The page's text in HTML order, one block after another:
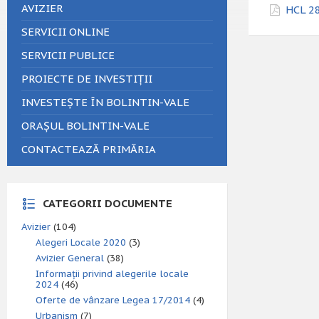
HCL
AVIZIER
SERVICII ONLINE
SERVICII PUBLICE
PROIECTE DE INVESTIȚII
INVESTEȘTE ÎN BOLINTIN-VALE
ORAȘUL BOLINTIN-VALE
CONTACTEAZĂ PRIMĂRIA
CATEGORII DOCUMENTE
Avizier (104)
Alegeri Locale 2020 (3)
Avizier General (38)
Informații privind alegerile locale
2024 (46)
Oferte de vânzare Legea 17/2014 (4)
Urbanism (7)